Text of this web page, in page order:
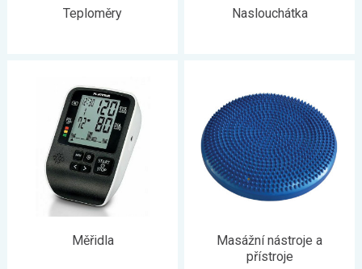
Teploměry Naslouchátka
Měřidla
Masážní nástroje a
přístroje